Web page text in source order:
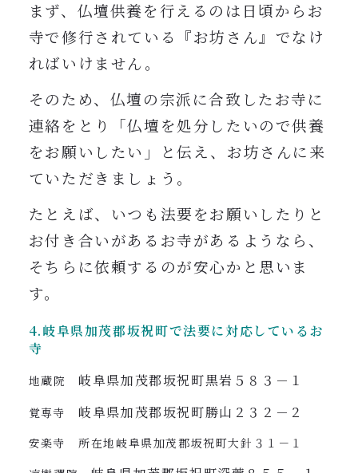
まず、仏壇供養を行えるのは日頃からお
寺で修行されている『お坊さん』でなけ
ればいけません。
そのため、仏壇の宗派に合致したお寺に
連絡をとり「仏壇を処分したいので供養
をお願いしたい」と伝え、お坊さんに来
ていただきましょう。
たとえば、いつも法要をお願いしたりと
お付き合いがあるお寺があるようなら、
そちらに依頼するのが安心かと思いま
す。
4.岐阜県加茂郡坂祝町で法要に対応しているお
寺
地蔵院岐阜県加茂郡坂祝町黒岩５８３－１
覚専寺岐阜県加茂郡坂祝町勝山２３２－２
安楽寺 所在地岐阜県加茂郡坂祝町大針３１－１